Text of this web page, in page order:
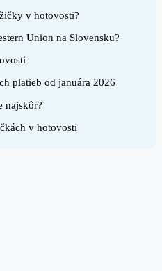
v hotovosti?
Union na Slovensku?
platieb od januára 2026
najskôr?
v hotovosti